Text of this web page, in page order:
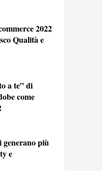
2022
Qualità e
a te” di
come
generano più
e